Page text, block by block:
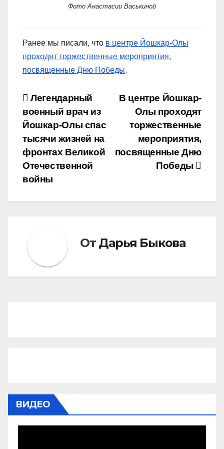
Фото Анастасии Васькиной
Ранее мы писали, что в центре Йошкар-Олы
проходят торжественные мероприятия,
посвященные Дню Победы.
Навигация
по
записям
В центре Йошкар-
Олы проходят
торжественные
мероприятия,
посвященные Дню
Победы
Легендарный
военный врач из
Йошкар-Олы спас
тысячи жизней на
фронтах Великой
Отечественной
войны
От Дарья Быкова
ВИДЕО